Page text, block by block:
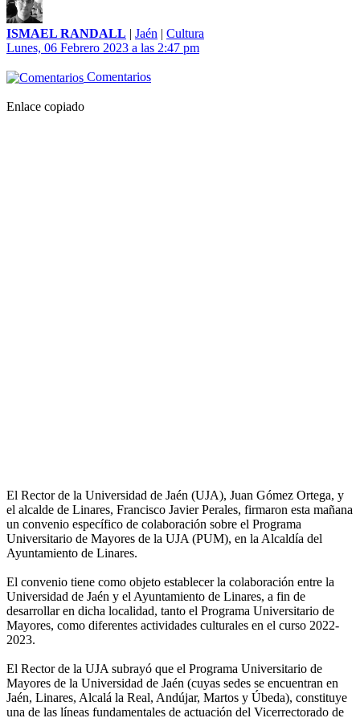
ISMAEL RANDALL | Jaén | Cultura
Lunes, 06 Febrero 2023 a las 2:47 pm
Comentarios
Enlace copiado
El Rector de la Universidad de Jaén (UJA), Juan Gómez Ortega, y
el alcalde de Linares, Francisco Javier Perales, firmaron esta mañana
un convenio específico de colaboración sobre el Programa
Universitario de Mayores de la UJA (PUM), en la Alcaldía del
Ayuntamiento de Linares.
El convenio tiene como objeto establecer la colaboración entre la
Universidad de Jaén y el Ayuntamiento de Linares, a fin de
desarrollar en dicha localidad, tanto el Programa Universitario de
Mayores, como diferentes actividades culturales en el curso 2022-
2023.
El Rector de la UJA subrayó que el Programa Universitario de
Mayores de la Universidad de Jaén (cuyas sedes se encuentran en
Jaén, Linares, Alcalá la Real, Andújar, Martos y Úbeda), constituye
una de las líneas fundamentales de actuación del Vicerrectorado de